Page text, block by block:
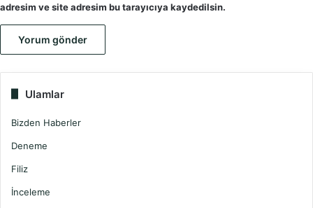
adresim ve site adresim bu tarayıcıya kaydedilsin.
Ulamlar
Bizden Haberler
Deneme
Filiz
İnceleme